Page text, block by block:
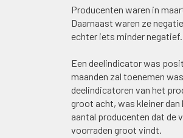
Producenten waren in
Daarnaast waren ze
echter iets minder negatief.
Een deelindicator was
maanden zal toenemen
deelindicatoren van het
groot acht, was kleiner
aantal producenten dat de
voorraden groot vindt.